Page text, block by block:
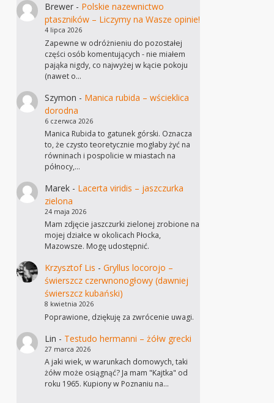
Brewer- Polskie nazewnictwo
ptaszników – Liczymy na Wasze opinie!
4 lipca 2026
Zapewne w odróżnieniu do pozostałej
części osób komentujących - nie miałem
pająka nigdy, co najwyżej w kącie pokoju
(nawet o…
Szymon - Manica rubida – wścieklica
dorodna
6 czerwca 2026
Manica Rubida to gatunek górski. Oznacza
to, że czysto teoretycznie mogłaby żyć na
równinach i pospolicie w miastach na
północy,…
Marek- Lacerta viridis – jaszczurka
zielona
24 maja 2026
Mam zdjęcie jaszczurki zielonej zrobione na
mojej działce w okolicach Płocka,
Mazowsze. Mogę udostępnić.
Krzysztof Lis - Gryllus locorojo –
świerszcz czerwnonogłowy (dawniej
świerszcz kubański)
8 kwietnia 2026
Poprawione, dziękuję za zwrócenie uwagi.
Lin - Testudo hermanni – żółw grecki
27 marca 2026
A jaki wiek, w warunkach domowych, taki
żółw może osiągnąć? Ja mam "Kajtka" od
roku 1965. Kupiony w Poznaniu na…